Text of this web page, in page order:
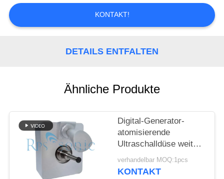
FÄLLE
DATENSCHUTZRICHTLINIE
KONTAKT!
DETAILS ENTFALTEN
Ähnliche Produkte
Digital-Generator-
atomisierende
Ultraschalldüse weit
Sprüh für das Fluss-
Sprühen
verhandelbar MOQ:1pcs
KONTAKT